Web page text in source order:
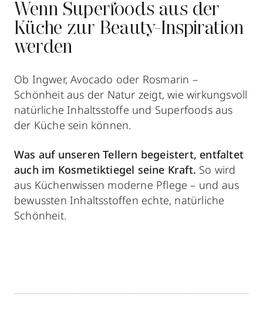
Wenn Superfoods aus der
Küche zur Beauty-Inspiration
werden
Ob Ingwer, Avocado oder Rosmarin –
Schönheit aus der Natur zeigt, wie wirkungsvoll
natürliche Inhaltsstoffe und Superfoods aus
der Küche sein können.
Was auf unseren Tellern begeistert, entfaltet
auch im Kosmetiktiegel seine Kraft. So wird
aus Küchenwissen moderne Pflege – und aus
bewussten Inhaltsstoffen echte, natürliche
Schönheit.